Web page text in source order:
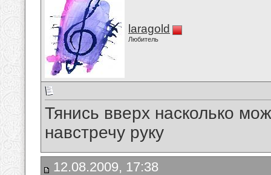
laragold
Любитель
Тянись вверх насколько
навстречу руку
12.08.2009, 17:38